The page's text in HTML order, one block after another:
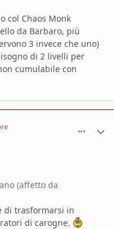
col Chaos Monk
da Barbaro, più
3 invece che uno)
di 2 livelli per
cumulabile con
(affetto da
di trasformarsi in
di carogne.